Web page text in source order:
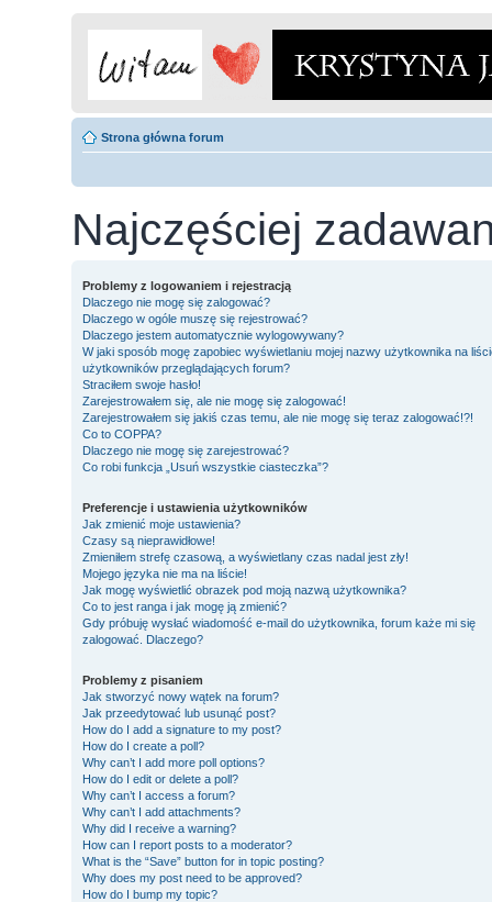
Strona główna forum
Najczęściej
Problemy z logowaniem i rejestracją
Dlaczego nie mogę się zalogować?
Dlaczego w ogóle muszę się rejestrować?
Dlaczego jestem automatycznie wylogowywany?
W jaki sposób mogę zapobiec wyświetlaniu mojej nazwy użytkownika na
użytkowników przeglądających forum?
Straciłem swoje hasło!
Zarejestrowałem się, ale nie mogę się zalogować!
Zarejestrowałem się jakiś czas temu, ale nie mogę się teraz zalogować!?!
Co to COPPA?
Dlaczego nie mogę się zarejestrować?
Co robi funkcja „Usuń wszystkie ciasteczka”?
Preferencje i ustawienia użytkowników
Jak zmienić moje ustawienia?
Czasy są nieprawidłowe!
Zmieniłem strefę czasową, a wyświetlany czas nadal jest zły!
Mojego języka nie ma na liście!
Jak mogę wyświetlić obrazek pod moją nazwą użytkownika?
Co to jest ranga i jak mogę ją zmienić?
Gdy próbuję wysłać wiadomość e-mail do użytkownika, forum każe mi się
zalogować. Dlaczego?
Problemy z pisaniem
Jak stworzyć nowy wątek na forum?
Jak przeedytować lub usunąć post?
How do I add a signature to my post?
How do I create a poll?
Why can’t I add more poll options?
How do I edit or delete a poll?
Why can’t I access a forum?
Why can’t I add attachments?
Why did I receive a warning?
How can I report posts to a moderator?
What is the “Save” button for in topic posting?
Why does my post need to be approved?
How do I bump my topic?